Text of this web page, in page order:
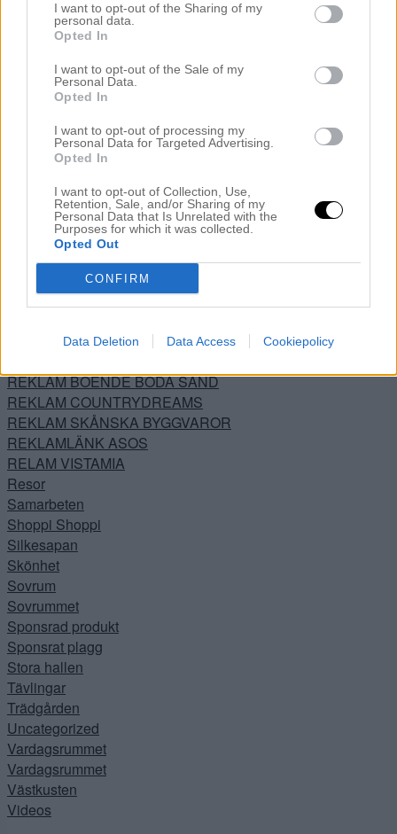
I want to opt-out of the Sharing of my
personal data.
Opted In
I want to opt-out of the Sale of my
Personal Data.
Opted In
I want to opt-out of processing my
Personal Data for Targeted Advertising.
Opted In
I want to opt-out of Collection, Use,
Retention, Sale, and/or Sharing of my
Personal Data that Is Unrelated with the
Purposes for which it was collected.
Opted Out
CONFIRM
Data Deletion Data Access Cookiepolicy
Kontoret
Lilla hallen
Lutande Huset
Mode – Skönhet
Nestinghysterin 2.0
Noahs rum
Okategoriserade
Ovanvåningen
PRESSUTSKICK
REKLAM BOENDE BÖDA SAND
REKLAM COUNTRYDREAMS
REKLAM SKÅNSKA BYGGVAROR
REKLAMLÄNK ASOS
RELAM VISTAMIA
Resor
Samarbeten
Shoppi Shoppi
Silkesapan
Skönhet
Sovrum
Sovrummet
Sponsrad produkt
Sponsrat plagg
Stora hallen
Tävlingar
Trädgården
Uncategorized
Vardagsrummet
Vardagsrummet
Västkusten
Videos